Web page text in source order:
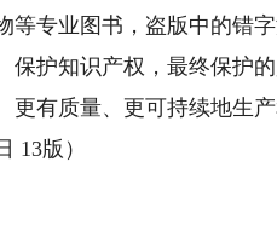
等专业图书，盗版中的错
保护知识产权，最终保护
有质量、更可持续地生产
版）